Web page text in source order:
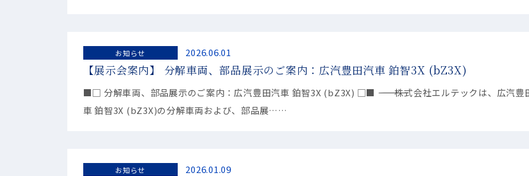
お知らせ 2026.06.01
【展示会案内】 分解車両、部品展示のご案内：広汽豊田汽車 鉑智3X (bZ3X)
■□ 分解車両、部品展示のご案内：広汽豊田汽車 鉑智3X (bZ3X) □■ ――――――――――――――――――――――――――――――――――――― 株式会社エルテックは、広汽
車 鉑智3X (bZ3X)の分解車両および、部品展……
お知らせ 2026.01.09